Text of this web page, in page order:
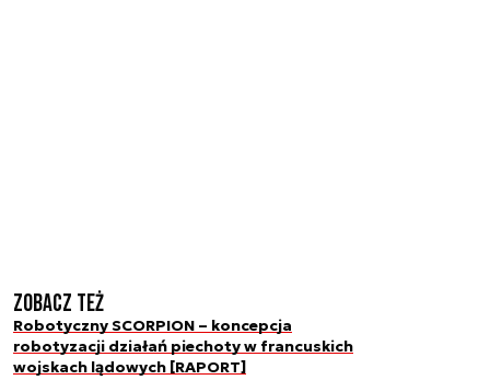
Zobacz też
Robotyczny SCORPION – koncepcja
robotyzacji działań piechoty w francuskich
wojskach lądowych [RAPORT]